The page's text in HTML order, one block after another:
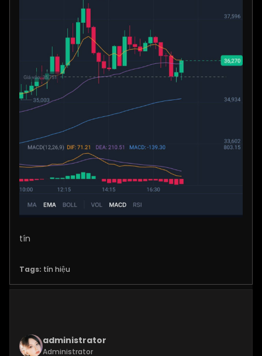
​tín
Tags: tín hiệu
administrator
Administrator